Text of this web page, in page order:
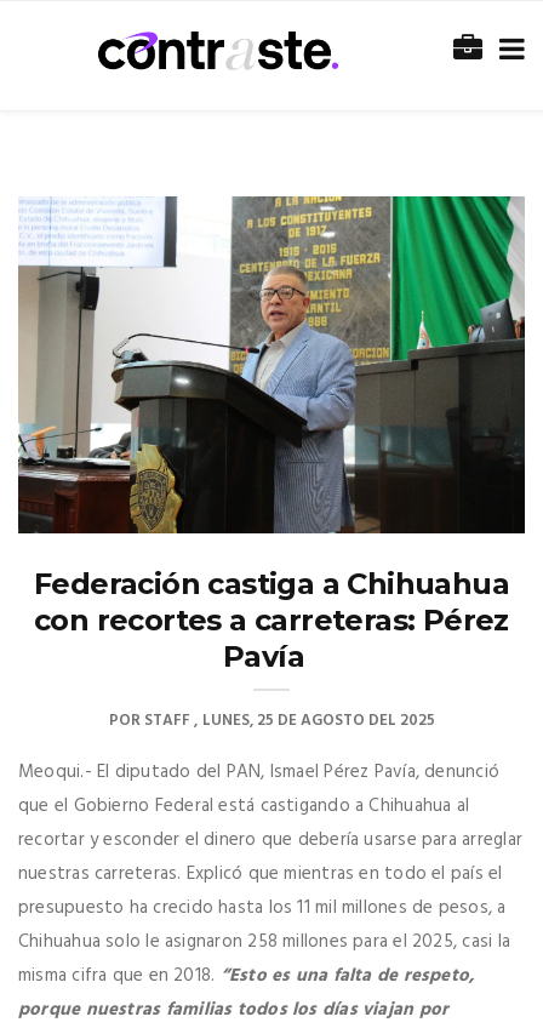
Federación castiga a Chihuahua
con recortes a carreteras: Pérez
Pavía
PORSTAFF LUNES, 25 DE AGOSTO DEL 2025
Meoqui.- El diputado del PAN, Ismael Pérez Pavía, denunció
que el Gobierno Federal está castigando a Chihuahua al
recortar y esconder el dinero que debería usarse para arreglar
nuestras carreteras. Explicó que mientras en todo el país el
presupuesto ha crecido hasta los 11 mil millones de pesos, a
Chihuahua solo le asignaron 258 millones para el 2025, casi la
misma cifra que en 2018. “Esto es una falta de respeto,
porque nuestras familias todos los días viajan por